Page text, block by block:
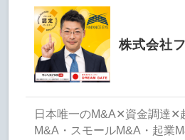
株式会社
日本唯一のM&A✕資金調達✕
M&A・スモールM&A・起業